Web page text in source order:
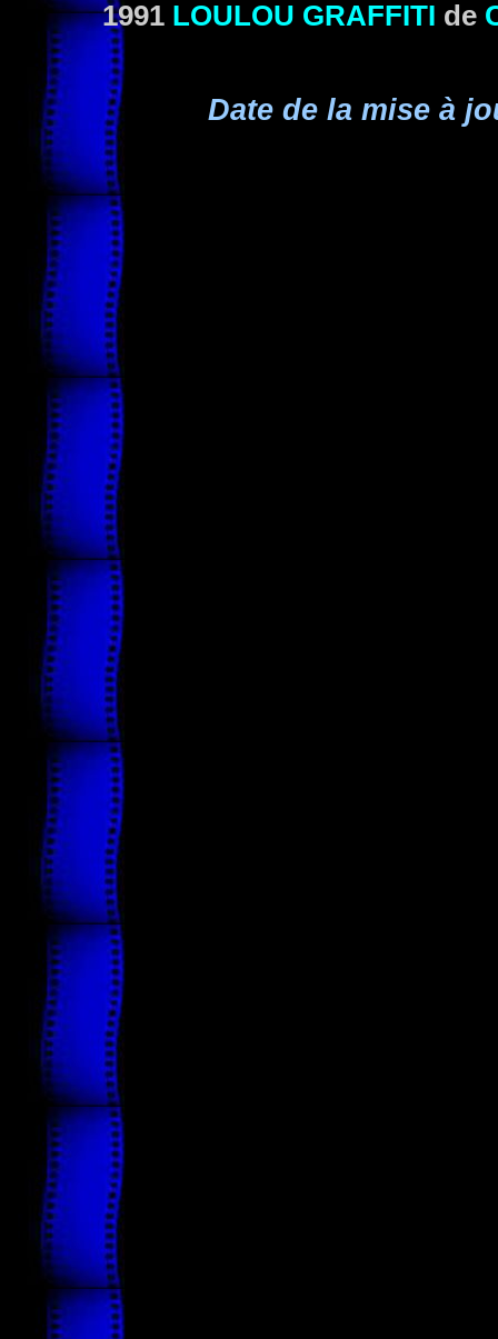
1991 LOULOU GRAFFITI de
Date de la mise à